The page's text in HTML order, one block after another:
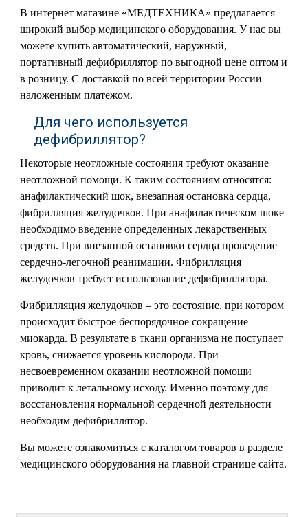
В интернет магазине «МЕДТЕХНИКА» предлагается
широкий выбор медицинского оборудования. У нас вы
можете купить автоматический, наружный,
портативный дефибриллятор по выгодной цене оптом и
в розницу. С доставкой по всей территории России
наложенным платежом.
Для чего используется
дефибриллятор?
Некоторые неотложные состояния требуют оказание
неотложной помощи. К таким состояниям относятся:
анафилактический шок, внезапная остановка сердца,
фибрилляция желудочков. При анафилактическом шоке
необходимо введение определенных лекарственных
средств. При внезапной остановки сердца проведение
сердечно-легочной реанимации. Фибрилляция
желудочков требует использование дефибриллятора.
Фибрилляция желудочков – это состояние, при котором
происходит быстрое беспорядочное сокращение
миокарда. В результате в ткани организма не поступает
кровь, снижается уровень кислорода. При
несвоевременном оказании неотложной помощи
приводит к летальному исходу. Именно поэтому для
восстановления нормальной сердечной деятельности
необходим дефибриллятор.
Вы можете ознакомиться с каталогом товаров в разделе
медицинского оборудования на главной странице сайта.